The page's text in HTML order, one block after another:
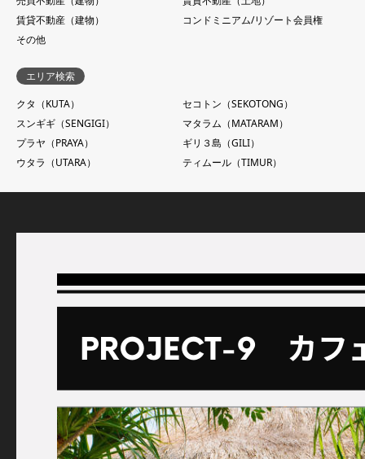
賃貸不動産（建物）
コンドミニアム/リゾート会員権
その他
エリア検索
クタ（KUTA）
セコトン（SEKOTONG）
スンギギ（SENGIGI）
マタラム（MATARAM）
プラヤ（PRAYA）
ギリ３島（GILI）
ウタラ（UTARA）
ティムール（TIMUR）